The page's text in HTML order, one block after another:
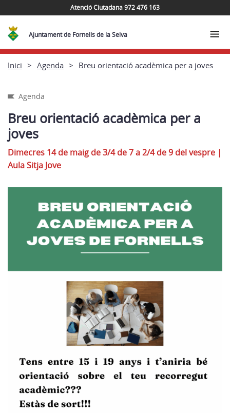
Atenció Ciutadana 972 476 163
Ajuntament de Fornells de la Selva
Inici Agenda Breu orientació acadèmica per a joves
Agenda
Breu orientació acadèmica per a
joves
Dimecres 14 de maig de 3/4 de 7 a 2/4 de 9 del vespre |
Aula Sitja Jove